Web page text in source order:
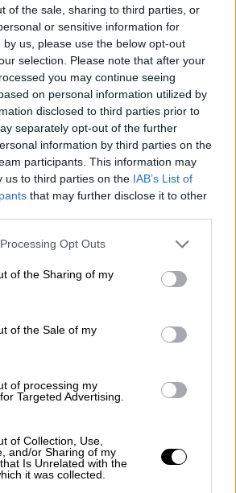
of the sale, sharing to third parties, or
or sensitive information for
us, please use the below opt-out
selection. Please note that after your
you may continue seeing
on personal information utilized by
disclosed to third parties prior to
separately opt-out of the further
information by third parties on the
participants. This information may
us to third parties on the IAB’s List of
that may further disclose it to other
website/app uses one or more Google
or usage behaviour. You may click to
to Google and its third-party tags to
specified purposes in below Google
Opt Outs
of the Sharing of my
of the Sale of my
of processing my
Targeted Advertising.
of Collection, Use,
and/or Sharing of my
Is Unrelated with the
it was collected.
ευθύνη.Δεν είναι να ανέβω
να κάνω τα δύο σπίτια
την ευθύνη, τη
την οποία επιτέλους
να υπάρχει στην
επικαλείται (ο κ.
ΕΛΑΣ) σε ποιους
χαρακτηριστικά η
πρώτη φορά Αριστερά,
μνημόνια». Σκίστηκαν τα